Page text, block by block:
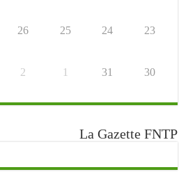
23
24
25
26
30
31
1
2
La Gazette FNTP